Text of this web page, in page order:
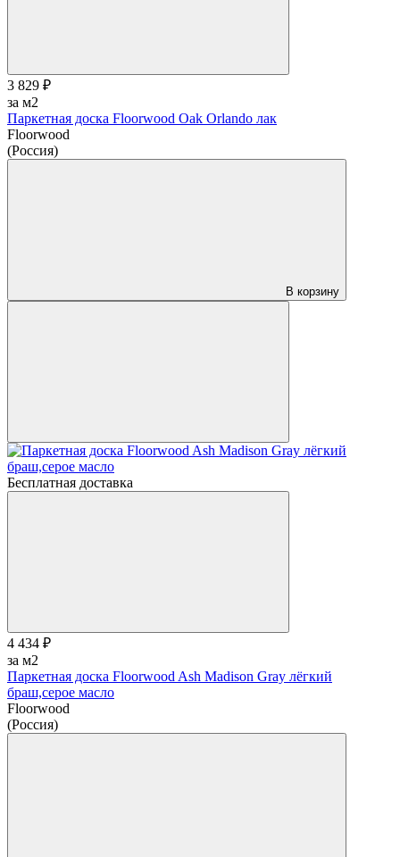
3 829 ₽
за м2
Паркетная доска Floorwood Oak Orlando лак
Floorwood
(Россия)
В корзину
Бесплатная доставка
4 434 ₽
за м2
Паркетная доска Floorwood Ash Madison Gray лёгкий
браш,серое масло
Floorwood
(Россия)